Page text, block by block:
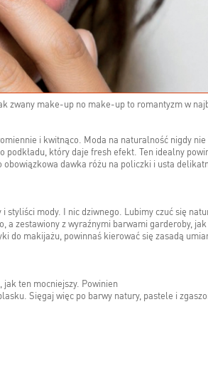
zwany make-up no make-up to romantyzm w
i kwitnąco. Moda na naturalność nigdy
który daje fresh efekt. Ten idealny
dawka różu na policzki i usta
styliści mody. I nic dziwnego. Lubimy czuć się
a zestawiony z wyraźnymi barwami garderoby,
do makijażu, powinnaś kierować się zasadą
jak ten mocniejszy. Powinien
Sięgaj więc po barwy natury, pastele i